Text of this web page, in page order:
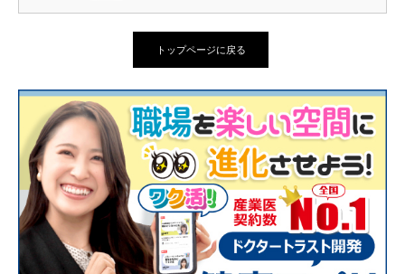
トップページに戻る